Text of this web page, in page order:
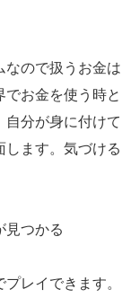
なので扱うお金は
お金を使う時と
自分が身に付けて
します。気づける
見つかる
レイできます。